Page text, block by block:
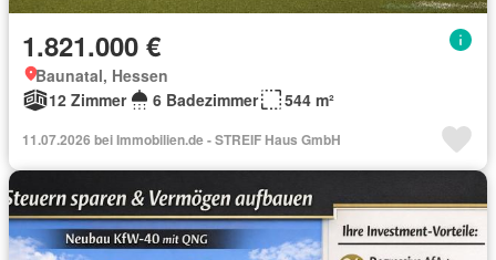
1.821.000 €
Baunatal, Hessen
12 Zimmer
6 Badezimmer 544 m²
11.07.2026 bei Immobilien.de - STREIF Haus GmbH